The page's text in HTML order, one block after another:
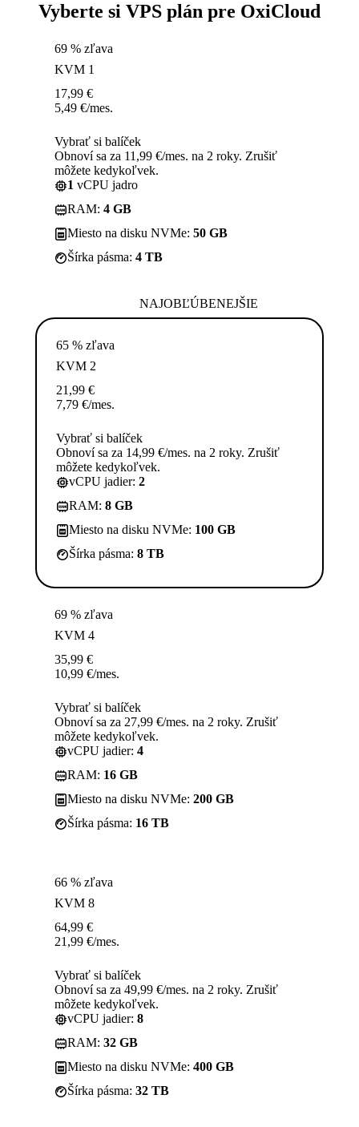
Vyberte si VPS plán pre OxiCloud
69 % zľava
KVM 1
17,99 €
5,49 €/mes.
Vybrať si balíček
Obnoví sa za 11,99 €/mes. na 2 roky. Zrušiť
môžete kedykoľvek.
1 vCPU jadro
RAM: 4 GB
Miesto na disku NVMe: 50 GB
Šírka pásma: 4 TB
NAJOBĽÚBENEJŠIE
65 % zľava
KVM 2
21,99 €
7,79 €/mes.
Vybrať si balíček
Obnoví sa za 14,99 €/mes. na 2 roky. Zrušiť
môžete kedykoľvek.
vCPU jadier: 2
RAM: 8 GB
Miesto na disku NVMe: 100 GB
Šírka pásma: 8 TB
69 % zľava
KVM 4
35,99 €
10,99 €/mes.
Vybrať si balíček
Obnoví sa za 27,99 €/mes. na 2 roky. Zrušiť
môžete kedykoľvek.
vCPU jadier: 4
RAM: 16 GB
Miesto na disku NVMe: 200 GB
Šírka pásma: 16 TB
66 % zľava
KVM 8
64,99 €
21,99 €/mes.
Vybrať si balíček
Obnoví sa za 49,99 €/mes. na 2 roky. Zrušiť
môžete kedykoľvek.
vCPU jadier: 8
RAM: 32 GB
Miesto na disku NVMe: 400 GB
Šírka pásma: 32 TB